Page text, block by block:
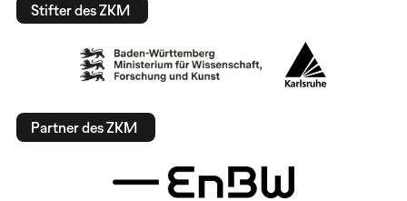
Stifter des ZKM
Partner des ZKM